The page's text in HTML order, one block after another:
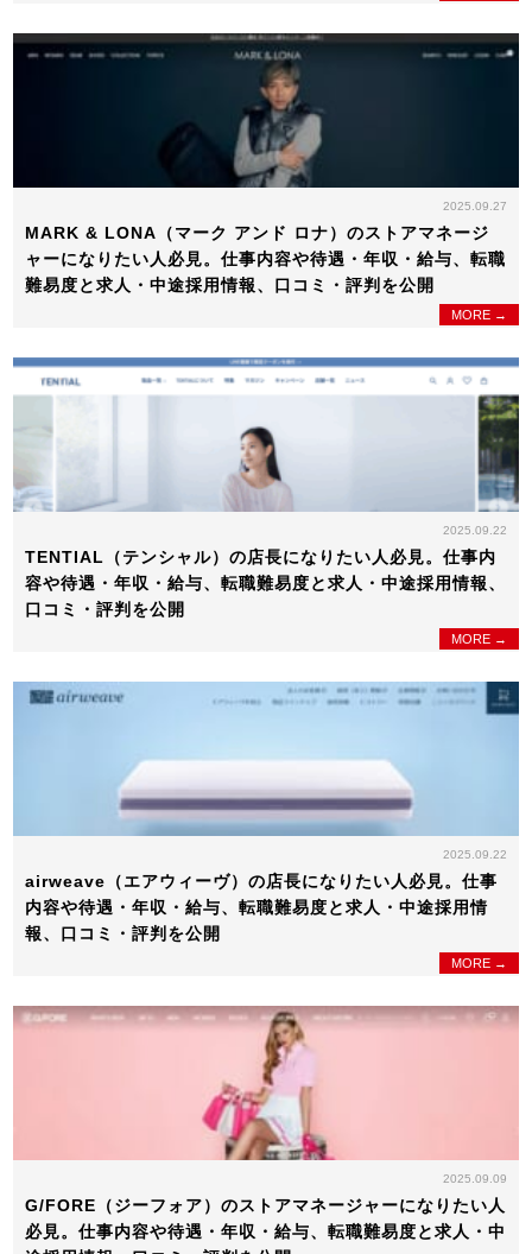
2025.09.27
MARK & LONA（マーク アンド ロナ）のストアマネージ
ャーになりたい人必見。仕事内容や待遇・年収・給与、転職
難易度と求人・中途採用情報、口コミ・評判を公開
MORE →
2025.09.22
TENTIAL（テンシャル）の店長になりたい人必見。仕事内
容や待遇・年収・給与、転職難易度と求人・中途採用情報、
口コミ・評判を公開
MORE →
2025.09.22
airweave（エアウィーヴ）の店長になりたい人必見。仕事
内容や待遇・年収・給与、転職難易度と求人・中途採用情
報、口コミ・評判を公開
MORE →
2025.09.09
G/FORE（ジーフォア）のストアマネージャーになりたい人
必見。仕事内容や待遇・年収・給与、転職難易度と求人・中